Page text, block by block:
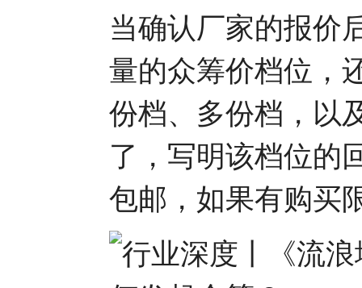
当确认厂家的报价
量的众筹价档位，
份档、多份档，以
了，写明该档位的
包邮，如果有购买